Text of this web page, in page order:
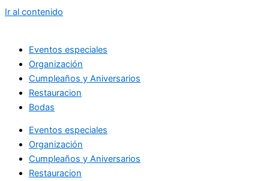
Ir al contenido
Eventos especiales
Organización
Cumpleaños y Aniversarios
Restauracion
Bodas
Eventos especiales
Organización
Cumpleaños y Aniversarios
Restauracion